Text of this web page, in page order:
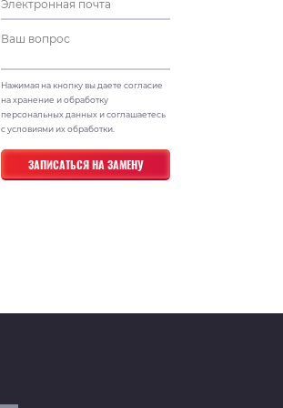
Нажимая на кнопку вы даете согласие
на хранение и обработку
персональных данных и соглашаетесь
с условиями их обработки.